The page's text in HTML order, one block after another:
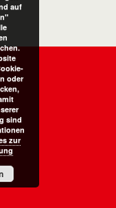
auf
oder
sind
zur